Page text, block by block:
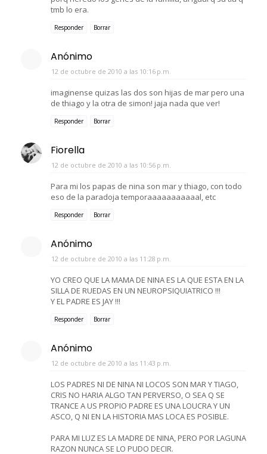
tmb lo era.
Responder Borrar
Anónimo
12 de octubre de 2010 a las 10:16 p.m.
imaginense quizas las dos son hijas de mar pero una
de thiago y la otra de simon! jaja nada que ver!
Responder Borrar
Fiorella
12 de octubre de 2010 a las 10:56 p.m.
Para mi los papas de nina son mar y thiago, con todo
eso de la paradoja temporaaaaaaaaaaal, etc
Responder Borrar
Anónimo
12 de octubre de 2010 a las 11:28 p.m.
YO CREO QUE LA MAMA DE NINA ES LA QUE ESTA EN LA
SILLA DE RUEDAS EN UN NEUROPSIQUIATRICO !!!
Y EL PADRE ES JAY !!!
Responder Borrar
Anónimo
12 de octubre de 2010 a las 11:43 p.m.
LOS PADRES NI DE NINA NI LOCOS SON MAR Y TIAGO,
CRIS NO HARIA ALGO TAN PERVERSO, O SEA Q SE
TRANCE A US PROPIO PADRE ES UNA LOUCRA Y UN
ASCO, Q NI EN LA HISTORIA MAS LOCA ES POSIBLE.
PARA MI LUZ ES LA MADRE DE NINA, PERO POR LAGUNA
RAZON NUNCA SE LO PUDO DECIR.